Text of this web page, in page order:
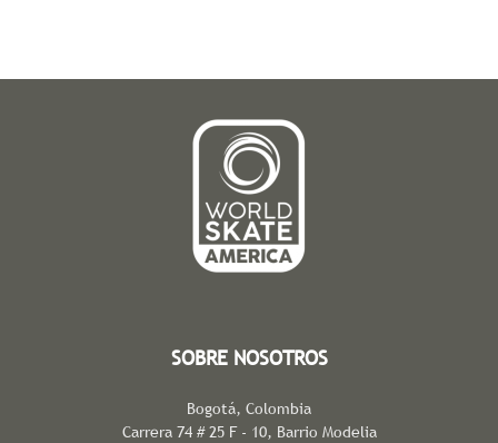
SOBRE NOSOTROS
Bogotá, Colombia
Carrera 74 # 25 F - 10, Barrio Modelia